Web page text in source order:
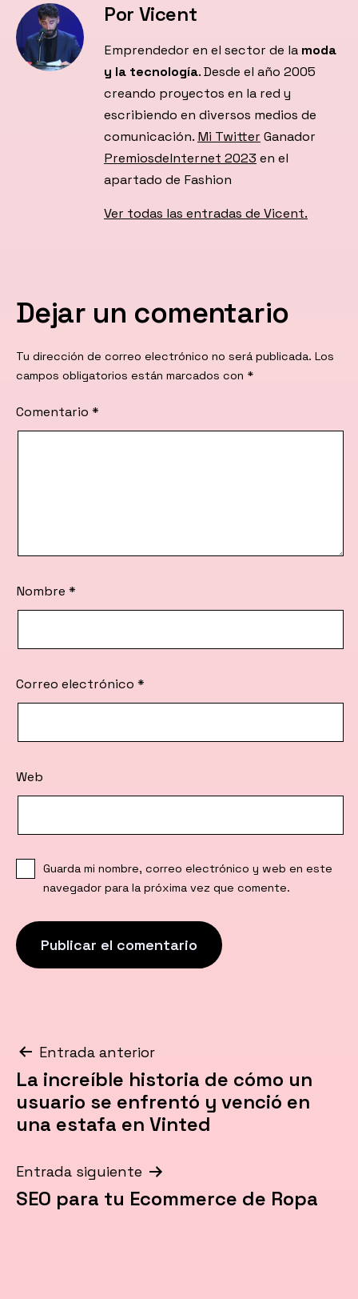
Por Vicent
Emprendedor en el sector de la moda
y la tecnología. Desde el año 2005
creando proyectos en la red y
escribiendo en diversos medios de
comunicación. Mi Twitter Ganador
PremiosdeInternet 2023 en el
apartado de Fashion
Ver todas las entradas de Vicent.
Dejar un comentario
Tu dirección de correo electrónico no será publicada. Los
campos obligatorios están marcados con *
Comentario *
Nombre *
Correo electrónico *
Web
Guarda mi nombre, correo electrónico y web en este
navegador para la próxima vez que comente.
Navegación
de
entradas
Entrada anterior
La increíble historia de cómo un
usuario se enfrentó y venció en
una estafa en Vinted
Entrada siguiente
SEO para tu Ecommerce de Ropa